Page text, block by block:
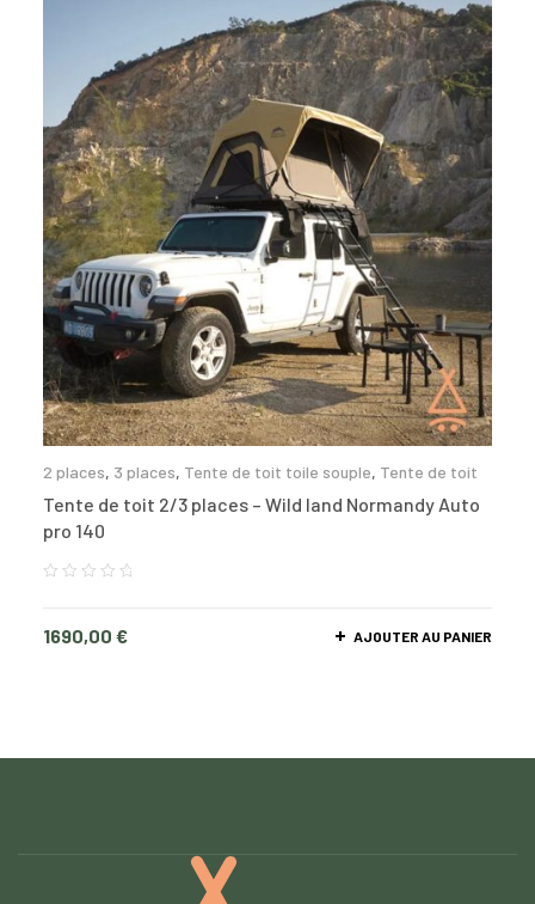
2 places, 3 places, Tente de toit toile souple, Tente de toit
Tente de toit 2/3 places – Wild land Normandy Auto
pro 140
1690,00 € AJOUTER AU PANIER